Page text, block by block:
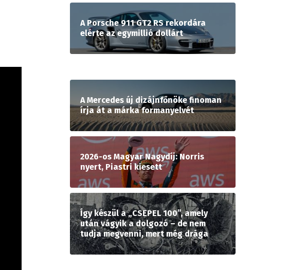
A Porsche 911 GT2 RS rekordára
elérte az egymillió dollárt
A Mercedes új dizájnfőnöke finoman
írja át a márka formanyelvét
2026-os Magyar Nagydíj: Norris
nyert, Piastri kiesett
Így készül a „CSEPEL 100”, amely
után vágyik a dolgozó – de nem
tudja megvenni, mert még drága